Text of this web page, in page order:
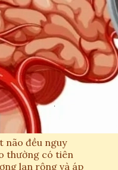
não đều nguy
thường có tiên
lan rộng và áp